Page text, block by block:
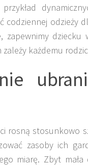
codziennej odzieży
zapewnimy dziecku
zależy każdemu
rosną stosunkowo
zasoby ich
miarę. Zbyt mała